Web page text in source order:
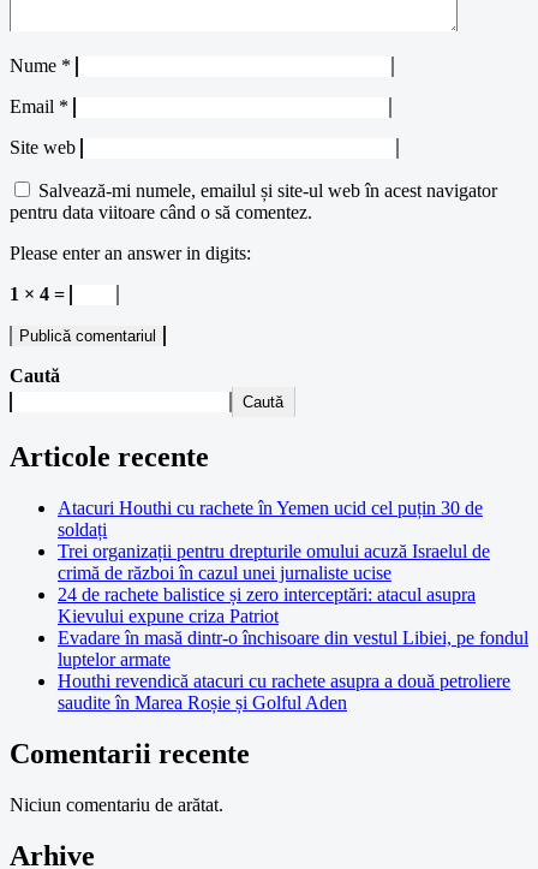
Nume *
Email *
Site web
Salvează-mi numele, emailul și site-ul web în acest navigator
pentru data viitoare când o să comentez.
Please enter an answer in digits:
1 × 4 =
Caută
Caută
Articole recente
Atacuri Houthi cu rachete în Yemen ucid cel puțin 30 de
soldați
Trei organizații pentru drepturile omului acuză Israelul de
crimă de război în cazul unei jurnaliste ucise
24 de rachete balistice și zero interceptări: atacul asupra
Kievului expune criza Patriot
Evadare în masă dintr-o închisoare din vestul Libiei, pe fondul
luptelor armate
Houthi revendică atacuri cu rachete asupra a două petroliere
saudite în Marea Roșie și Golful Aden
Comentarii recente
Niciun comentariu de arătat.
Arhive